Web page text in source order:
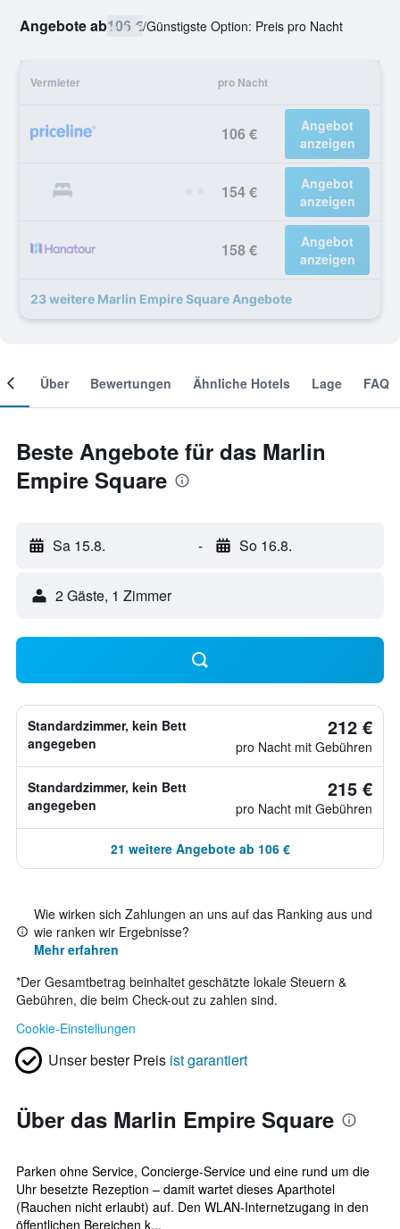
Angebote ab106 €/Günstigste Option: Preis pro Nacht
Vermieter pro Nacht
106 €
Angebot
anzeigen
154 €
Angebot
anzeigen
158 €
Angebot
anzeigen
23 weitere Marlin Empire Square Angebote
Über Bewertungen Ähnliche Hotels Lage FAQ
Beste Angebote für das Marlin
Empire Square
Sa 15.8. - So 16.8.
2 Gäste, 1 Zimmer
Standardzimmer, kein Bett
angegeben
212 €
pro Nacht mit Gebühren
Standardzimmer, kein Bett
angegeben
215 €
pro Nacht mit Gebühren
21 weitere Angebote ab 106 €
Wie wirken sich Zahlungen an uns auf das Ranking aus und
wie ranken wir Ergebnisse?
Mehr erfahren
*Der Gesamtbetrag beinhaltet geschätzte lokale Steuern &
Gebühren, die beim Check-out zu zahlen sind.
Cookie-Einstellungen
Unser bester Preis ist garantiert
Über das Marlin Empire Square
Parken ohne Service, Concierge-Service und eine rund um die
Uhr besetzte Rezeption – damit wartet dieses Aparthotel
(Rauchen nicht erlaubt) auf. Den WLAN-Internetzugang in den
öffentlichen Bereichen k...